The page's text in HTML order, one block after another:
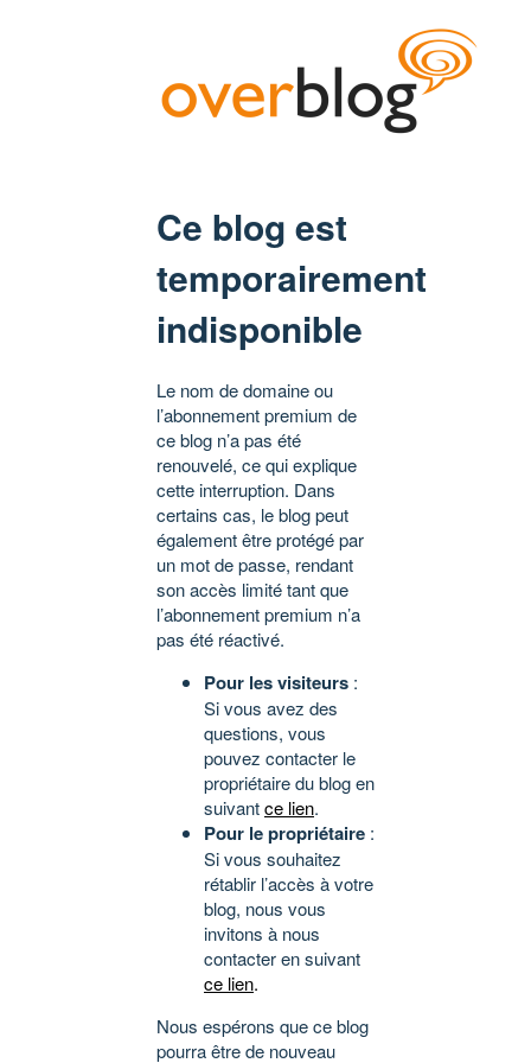
Ce blog est
temporairement
indisponible
Le nom de domaine ou
l’abonnement premium de
ce blog n’a pas été
renouvelé, ce qui explique
cette interruption. Dans
certains cas, le blog peut
également être protégé par
un mot de passe, rendant
son accès limité tant que
l’abonnement premium n’a
pas été réactivé.
Pour les visiteurs :
Si vous avez des
questions, vous
pouvez contacter le
propriétaire du blog en
suivantce lien.
Pour le propriétaire :
Si vous souhaitez
rétablir l’accès à votre
blog, nous vous
invitons à nous
contacter en suivant
ce lien.
Nous espérons que ce blog
pourra être de nouveau